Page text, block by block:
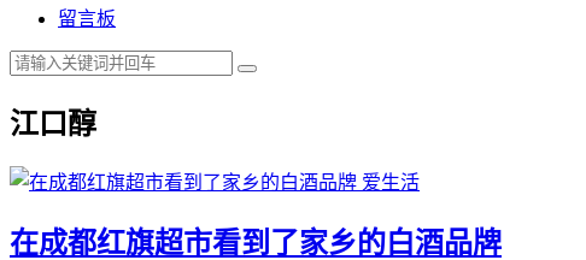
留言板
江口醇
爱生活
在成都红旗超市看到了家乡的白酒品牌